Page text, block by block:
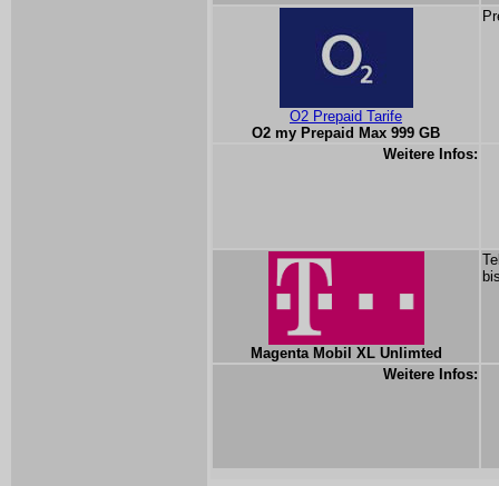
O2 Prepaid Tarife
O2 my Prepaid Max 999 GB
Weitere Infos:
Magenta Mobil XL Unlimted
Weitere Infos: